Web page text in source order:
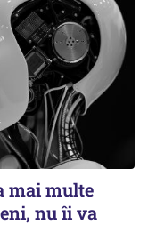
mai multe
nu îi va